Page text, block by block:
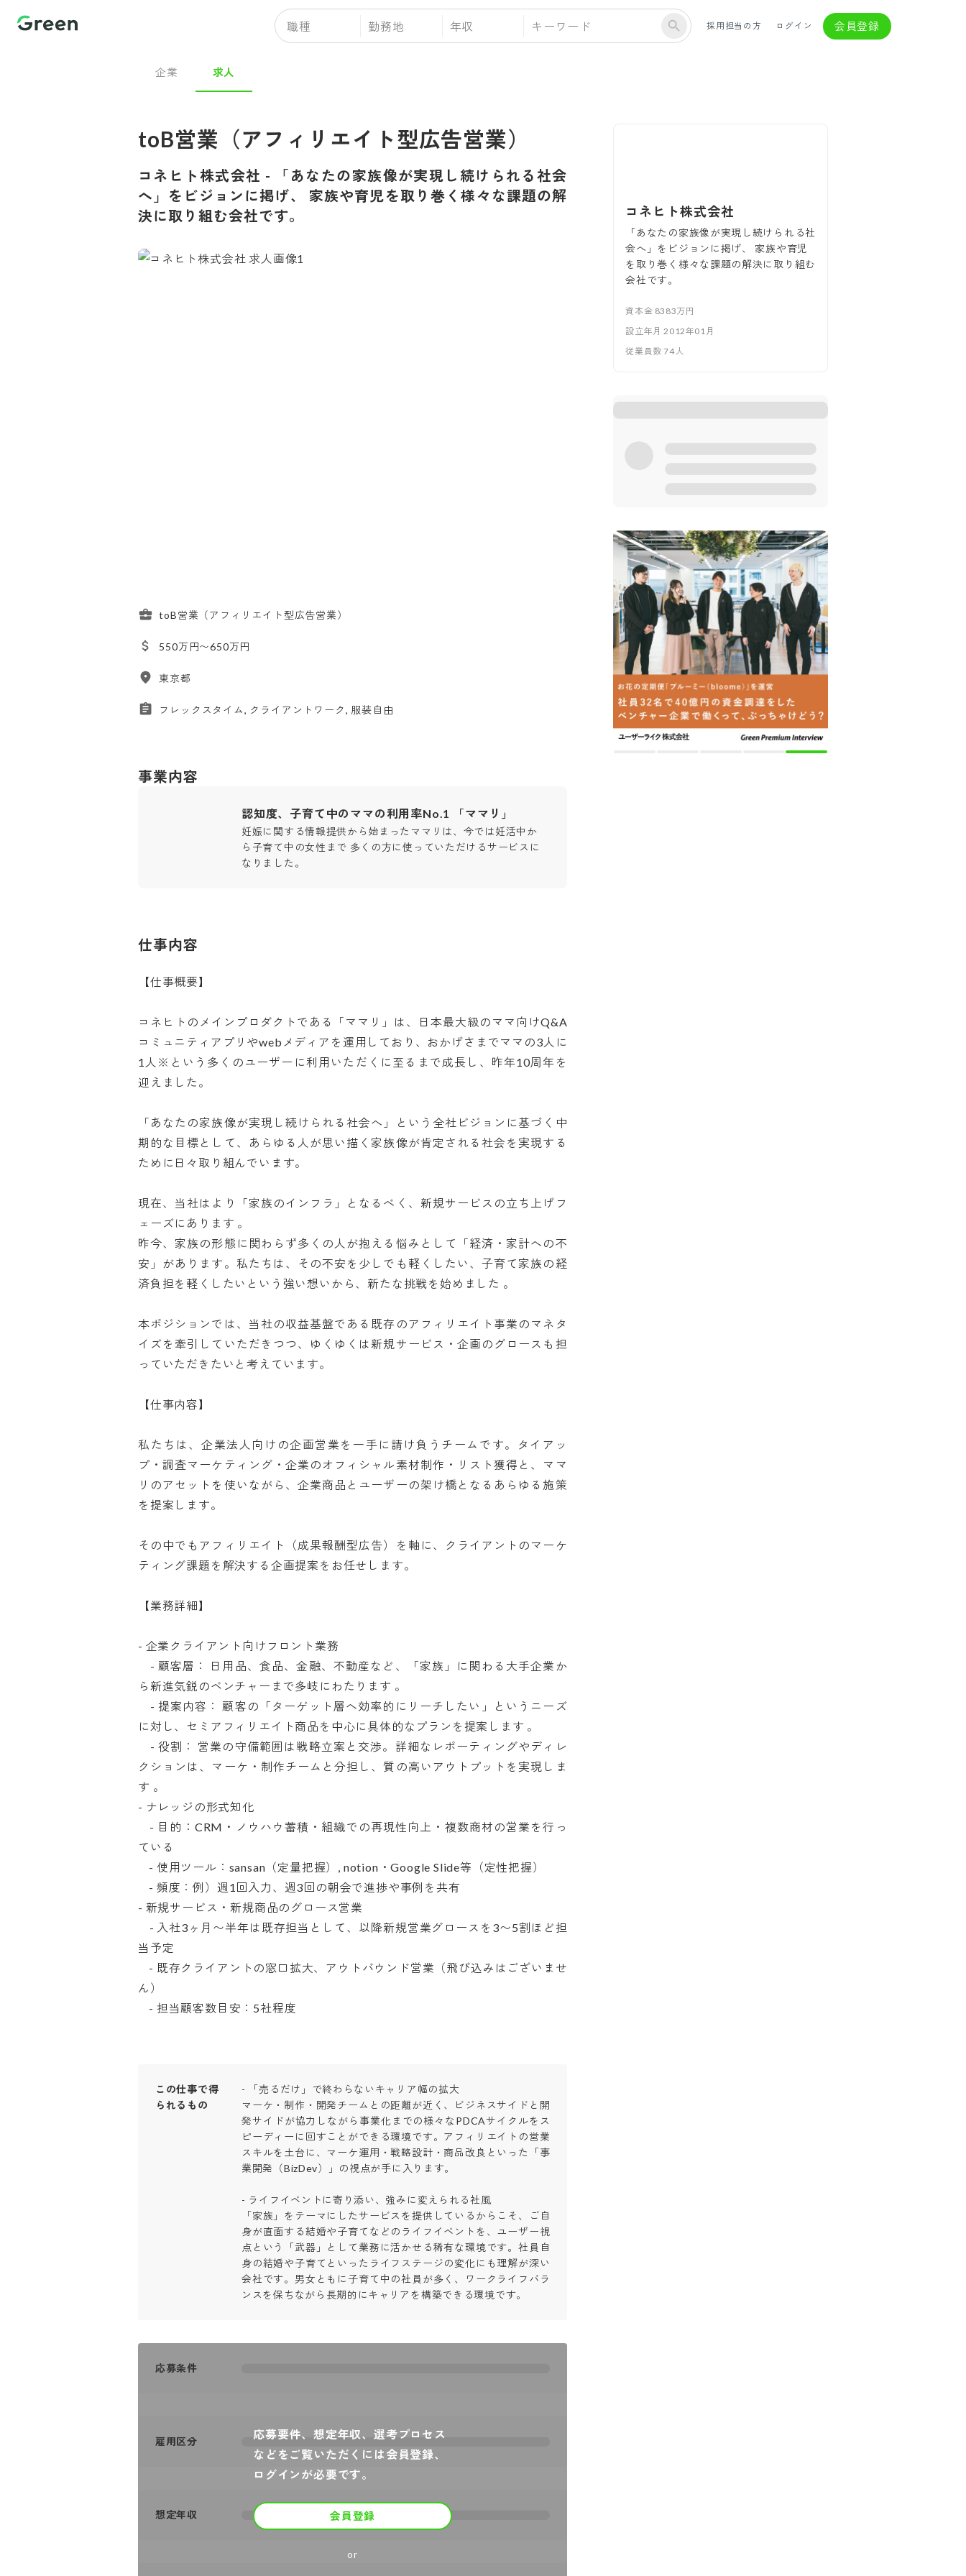
職種 勤務地 年収 採用担当の方 ログイン 会員登録
企業 求人
toB営業（アフィリエイト型広告営業）
コネヒト株式会社 -
「あなたの家族像が実現し続けられる社会
へ」をビジョンに掲げ、 家族や育児を取り巻く様々な課題の解
決に取り組む会社です。
toB営業（アフィリエイト型広告営業）
550万円〜650万円
東京都
フレックスタイム, クライアントワーク, 服装自由
事業内容
認知度、子育て中のママの利用率No.1 「ママリ」
妊娠に関する情報提供から始まったママリは、今では妊活中か
ら子育て中の女性まで 多くの方に使っていただけるサービスに
なりました。
仕事内容
【仕事概要】
コネヒトのメインプロダクトである「ママリ」は、日本最大級のママ向けQ&A
コミュニティアプリやwebメディアを運用しており、おかげさまでママの3人に
1人※という多くのユーザーに利用いただくに至るまで成長し、昨年10周年を
迎えました。
「あなたの家族像が実現し続けられる社会へ」という全社ビジョンに基づく中
期的な目標として、あらゆる人が思い描く家族像が肯定される社会を実現する
ために日々取り組んでいます。
現在、当社はより「家族のインフラ」となるべく、新規サービスの立ち上げフ
ェーズにあります 。
昨今、家族の形態に関わらず多くの人が抱える悩みとして「経済・家計への不
安」があります。私たちは、その不安を少しでも軽くしたい、子育て家族の経
済負担を軽くしたいという強い想いから、新たな挑戦を始めました 。
本ポジションでは、当社の収益基盤である既存のアフィリエイト事業のマネタ
イズを牽引していただきつつ、ゆくゆくは新規サービス・企画のグロースも担
っていただきたいと考えています。
【仕事内容】
私たちは、企業法人向けの企画営業を一手に請け負うチームです。タイアッ
プ・調査マーケティング・企業のオフィシャル素材制作・リスト獲得と、ママ
リのアセットを使いながら、企業商品とユーザーの架け橋となるあらゆる施策
を提案します。
その中でもアフィリエイト（成果報酬型広告）を軸に、クライアントのマーケ
ティング課題を解決する企画提案をお任せします。
【業務詳細】
- 企業クライアント向けフロント業務
ら新進気鋭のベンチャーまで多岐にわたります 。
に対し、セミアフィリエイト商品を中心に具体的なプランを提案します 。
クションは、マーケ・制作チームと分担し、質の高いアウトプットを実現しま
す 。
- ナレッジの形式知化
ている
- 新規サービス・新規商品のグロース営業
当予定
ん）
    - 担当顧客数目安：5社程度
この仕事で得
られるもの
- 「売るだけ」で終わらないキャリア幅の拡大
マーケ・制作・開発チームとの距離が近く、ビジネスサイドと開
発サイドが協力しながら事業化までの様々なPDCAサイクルをス
ピーディーに回すことができる環境です。アフィリエイトの営業
スキルを土台に、マーケ運用・戦略設計・商品改良といった「事
業開発（BizDev）」の視点が手に入ります。
- ライフイベントに寄り添い、強みに変えられる社風
「家族」をテーマにしたサービスを提供しているからこそ、ご自
身が直面する結婚や子育てなどのライフイベントを、ユーザー視
点という「武器」として業務に活かせる稀有な環境です。社員自
身の結婚や子育てといったライフステージの変化にも理解が深い
会社です。男女ともに子育て中の社員が多く、ワークライフバラ
ンスを保ちながら長期的にキャリアを構築できる環境です。
応募要件、想定年収、選考プロセス
などをご覧いただくには会員登録、
ログインが必要です。
会員登録
or
応募条件
雇用区分
想定年収
コネヒト株式会社
「あなたの家族像が実現し続けられる社
会へ」をビジョンに掲げ、 家族や育児
を取り巻く様々な課題の解決に取り組む
会社です。
資本金 8383万円
設立年月 2012年01月
従業員数74人